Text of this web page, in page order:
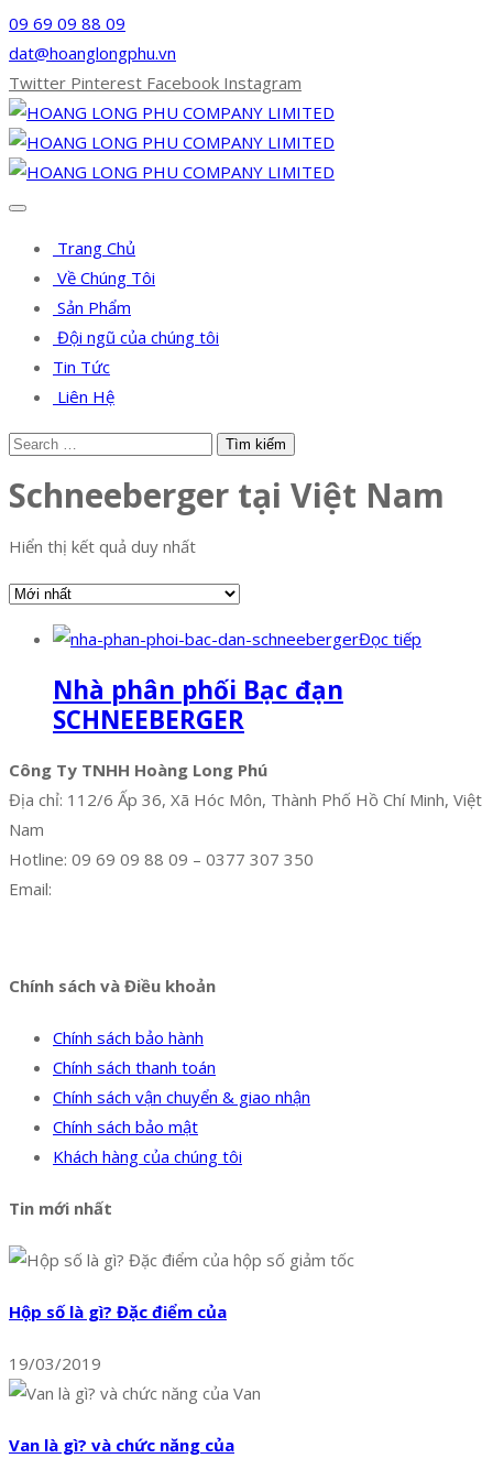
09 69 09 88 09
dat@hoanglongphu.vn
Twitter Pinterest Facebook Instagram
Trang Chủ
Về Chúng Tôi
Sản Phẩm
Đội ngũ của chúng tôi
Tin Tức
Liên Hệ
Schneeberger tại Việt Nam
Hiển thị kết quả duy nhất
Đọc tiếp
Nhà phân phối Bạc đạn
SCHNEEBERGER
Công Ty TNHH Hoàng Long Phú
Địa chỉ: 112/6 Ấp 36, Xã Hóc Môn, Thành Phố Hồ Chí Minh, Việt
Nam
Hotline: 09 69 09 88 09 – 0377 307 350
Email:
Chính sách và Điều khoản
Chính sách bảo hành
Chính sách thanh toán
Chính sách vận chuyển & giao nhận
Chính sách bảo mật
Khách hàng của chúng tôi
Tin mới nhất
Hộp số là gì? Đặc điểm của
19/03/2019
Van là gì? và chức năng của